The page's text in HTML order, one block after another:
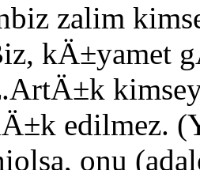
zalim
kÄ±yamet
edilmez.
onu